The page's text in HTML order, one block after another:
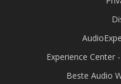
Experience Center
Beste Audio